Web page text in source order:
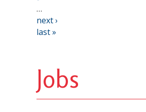
…
next ›
last »
Jobs